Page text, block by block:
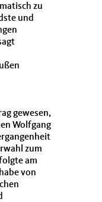
zu
und
gewesen,
Wolfgang
zum
am
von